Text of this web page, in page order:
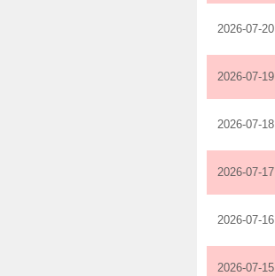
2026-07-20
2026-07-19
2026-07-18
2026-07-17
2026-07-16
2026-07-15